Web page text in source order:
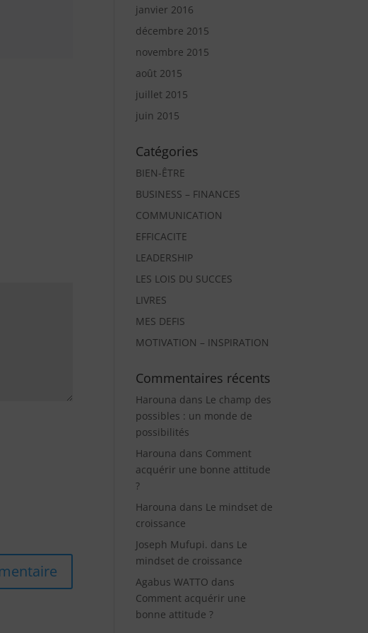
janvier 2016
décembre 2015
novembre 2015
août 2015
juillet 2015
juin 2015
Catégories
BIEN-ÊTRE
BUSINESS – FINANCES
COMMUNICATION
EFFICACITE
LEADERSHIP
LES LOIS DU SUCCES
LIVRES
MES DEFIS
MOTIVATION – INSPIRATION
Commentaires récents
Harouna dans Le champ des
possibles : un monde de
possibilités
Harouna dans Comment
acquérir une bonne attitude
?
Harouna dans Le mindset de
croissance
Joseph Mufupi. dans Le
mindset de croissance
Agabus WATTO dans
Comment acquérir une
bonne attitude ?